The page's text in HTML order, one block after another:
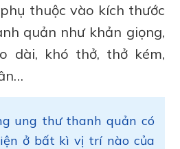
thuộc vào kích thước
quản như khản giọng,
dài, khó thở, thở kém,
ung thư thanh quản có
ở bất kì vị trí nào của